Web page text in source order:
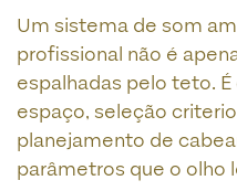
Um sistema de som
profissional não é
espalhadas pelo teto.
espaço, seleção
planejamento de
parâmetros que o olho